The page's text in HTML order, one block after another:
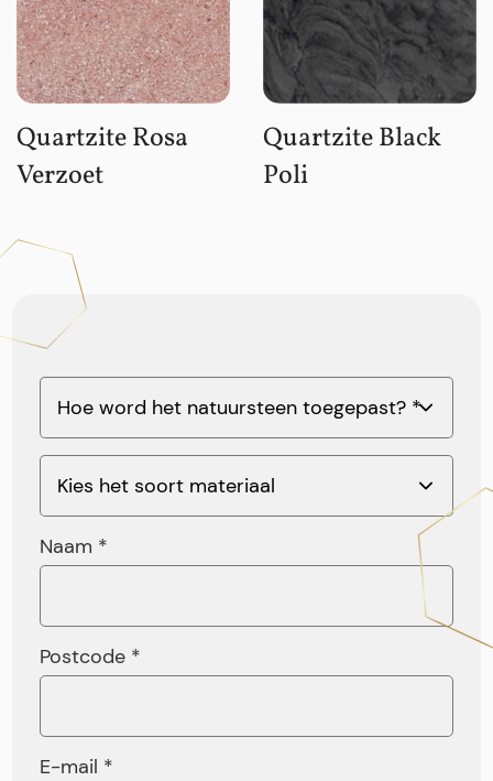
Quartzite Rosa
Verzoet
Quartzite Black
Poli
Naam *
Postcode *
E-mail *